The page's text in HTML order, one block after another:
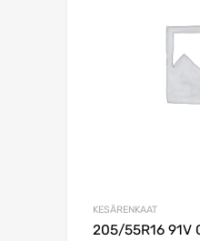
KESÄRENKAAT
205/55R16 91V